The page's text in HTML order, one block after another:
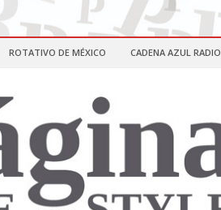
ROTATIVO DE MÉXICO CADENA AZUL RADIO